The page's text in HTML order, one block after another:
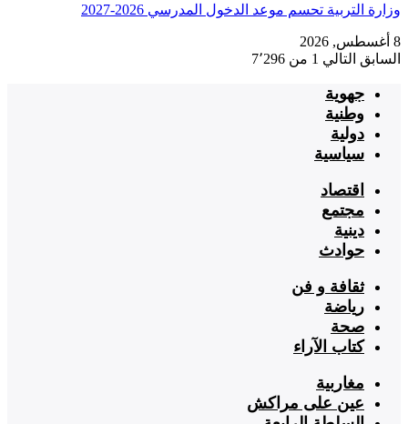
وزارة التربية تحسم موعد الدخول المدرسي 2026-2027
8 أغسطس, 2026
السابق التالي 1 من 7٬296
جهوية
وطنية
دولية
سياسية
اقتصاد
مجتمع
دينية
حوادث
ثقافة و فن
رياضة
صحة
كتاب الآراء
مغاربية
عين على مراكش